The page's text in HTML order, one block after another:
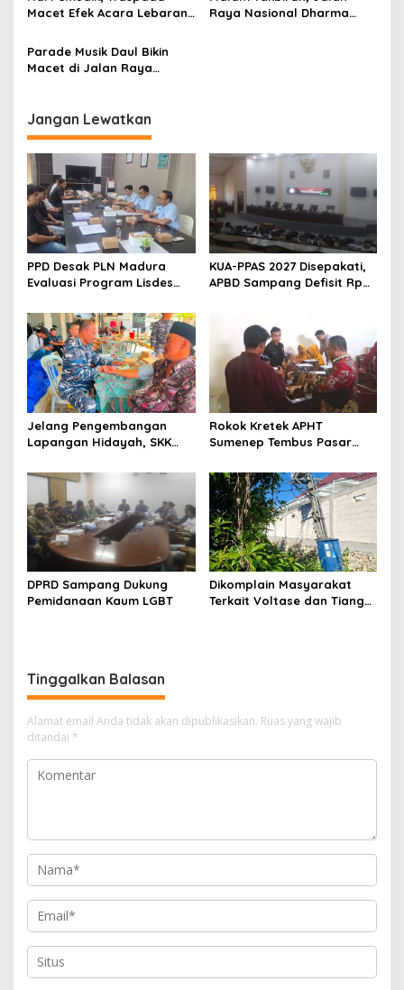
Macet Efek Acara Lebaran
Dharma Tanjung
Raya Nasional Dharma
Parade Musik Daul Bikin
Macet di Jalan Raya
Jangan Lewatkan
PPD Desak PLN Madura
Evaluasi Program Lisdes
KUA-PPAS 2027 Disepakati,
APBD Sampang Defisit Rp
Jelang Pengembangan
Lapangan Hidayah, SKK
Perkuat Sinergi dengan
Nelayan Sampang
Rokok Kretek APHT
Sumenep Tembus Pasar
DPRD Sampang Dukung
Pemidanaan Kaum LGBT
Dikomplain Masyarakat
Terkait Voltase dan Tiang
Tinggalkan Balasan
Alamat email Anda tidak akan dipublikasikan. Ruas yang wajib
ditandai *